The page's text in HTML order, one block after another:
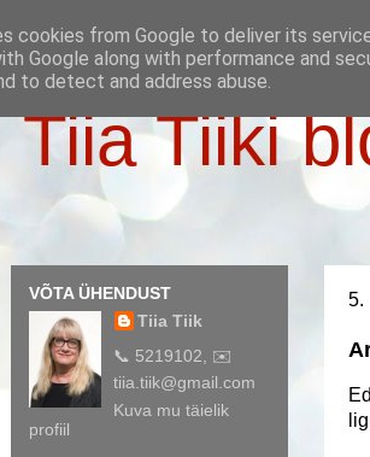
Tiia Tiiki
5.
VÕTA ÜHENDUST
Tiia Tiik
📞 5219102, ✉️
tiia.tiik@gmail.com
Kuva mu täielik
profiil
cookies from Google to deliver its
Google along with performance and
to detect and address abuse.